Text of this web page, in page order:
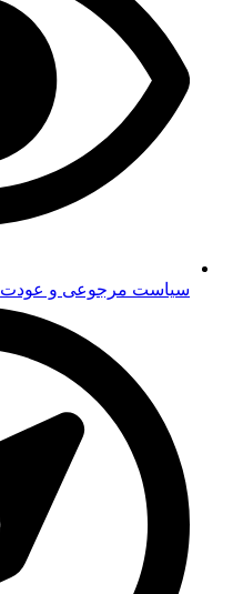
سیاست مرجوعی و عودت